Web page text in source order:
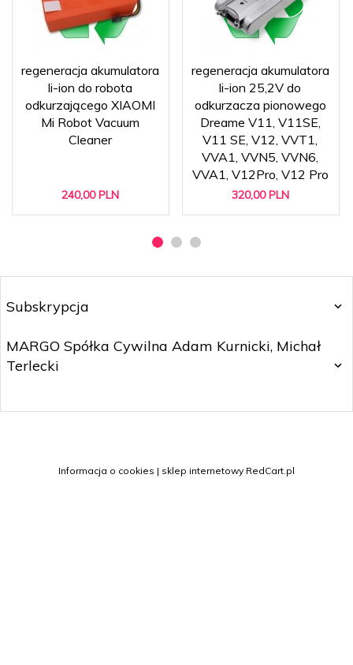
regeneracja akumulatora
li-ion do robota
odkurzającego XIAOMI
Mi Robot Vacuum
Cleaner
240,00 PLN
regeneracja akumulatora
li-ion 25,2V do
odkurzacza pionowego
Dreame V11, V11SE,
V11 SE, V12, VVT1,
VVA1, VVN5, VVN6,
VVA1, V12Pro, V12 Pro
320,00 PLN
Subskrypcja
MARGO Spółka Cywilna Adam Kurnicki, Michał
Terlecki
Informacja o cookies | sklep internetowy RedCart.pl